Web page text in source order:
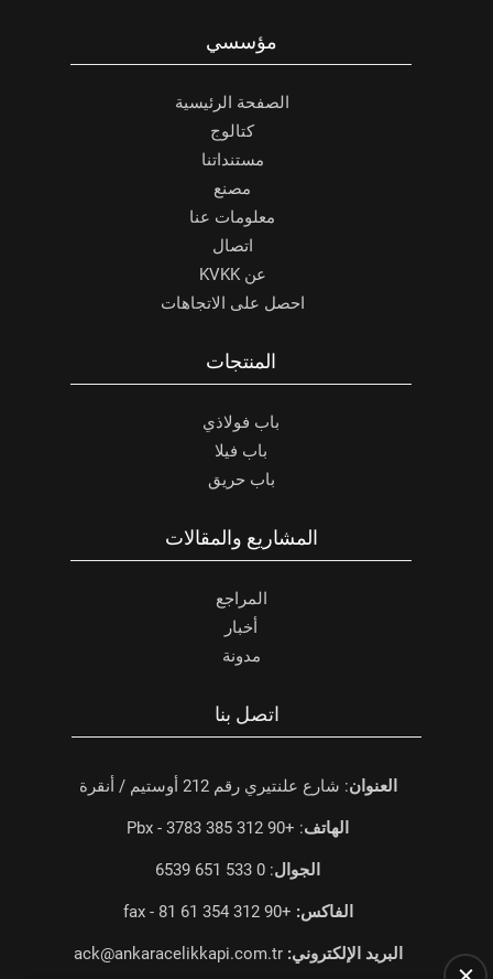
مؤسسي
الصفحة الرئيسية
كتالوج
مستنداتنا
مصنع
معلومات عنا
اتصال
عن KVKK
احصل على الاتجاهات
المنتجات
باب فولاذي
باب فيلا
باب حريق
المشاريع والمقالات
المراجع
أخبار
مدونة
اتصل بنا
العنوان: شارع علنتيري رقم 212 أوستيم / أنقرة
الهاتف: +90 312 385 3783 - Pbx
الجوال: 0 533 651 6539
الفاكس: +90 312 354 61 81 - fax
البريد الإلكتروني: ack@ankaracelikkapi.com.tr